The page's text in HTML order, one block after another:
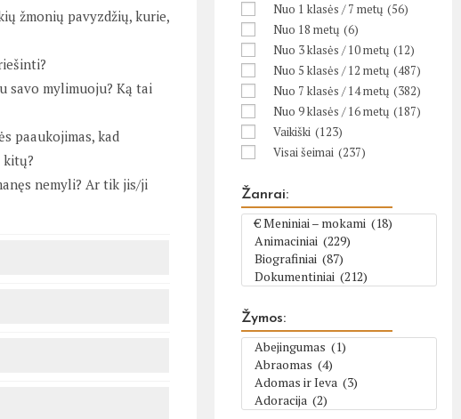
žmonių pavyzdžių, kurie,
savo mylimuoju? Ką tai
paaukojimas, kad
kitų?
nemyli? Ar tik jis/ji
Nuo 1 klasės / 7 metų (56)
Nuo 18 metų (6)
Nuo 3 klasės / 10 metų (12)
Nuo 5 klasės / 12 metų (487)
Nuo 7 klasės / 14 metų (382)
Nuo 9 klasės / 16 metų (187)
Vaikiški (123)
Visai šeimai (237)
Žanrai:
Žymos: